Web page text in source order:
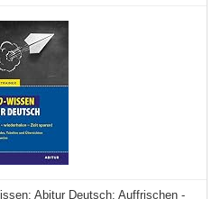
Abitur Deutsch: Auffrischen -